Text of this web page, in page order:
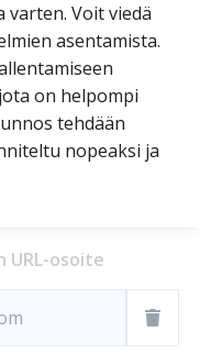
Voit viedä
asentamista.
on helpompi
tehdään
nopeaksi ja
URL-osoite